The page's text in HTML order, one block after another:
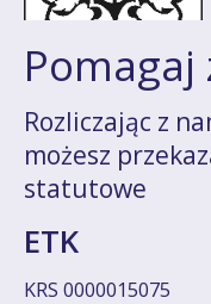
Pomagaj
Rozliczając z
możesz
statutowe
ETK
KRS 0000015075